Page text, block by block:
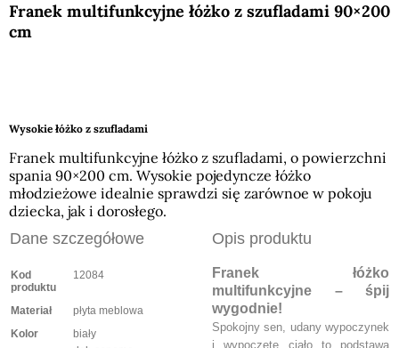
Franek multifunkcyjne łóżko z szufladami 90×200
cm
Wysokie łóżko z szufladami
Franek multifunkcyjne łóżko z szufladami, o powierzchni
spania 90×200 cm. Wysokie pojedyncze łóżko
młodzieżowe idealnie sprawdzi się zarównoe w pokoju
dziecka, jak i dorosłego.
Dane szczegółowe
Opis produktu
Kod
produktu
12084
Materiał
płyta meblowa
Kolor
biały
Franek łóżko
multifunkcyjne – śpij
wygodnie!
Spokojny sen, udany wypoczynek
i wypoczęte ciało to podstawa